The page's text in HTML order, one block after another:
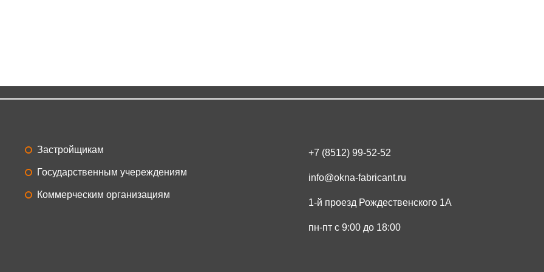
Застройщикам
Государственным учереждениям
Коммерческим организациям
+7 (8512) 99-52-52
info@okna-fabricant.ru
1-й проезд Рождественского 1А
пн-пт с 9:00 до 18:00